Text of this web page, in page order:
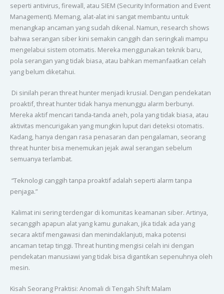
seperti antivirus, firewall, atau SIEM (Security Information and Event
Management). Memang, alat-alat ini sangat membantu untuk
menangkap ancaman yang sudah dikenal. Namun, research shows
bahwa serangan siber kini semakin canggih dan seringkali mampu
mengelabui sistem otomatis. Mereka menggunakan teknik baru,
pola serangan yang tidak biasa, atau bahkan memanfaatkan celah
yang belum diketahui.
Di sinilah peran threat hunter menjadi krusial. Dengan pendekatan
proaktif, threat hunter tidak hanya menunggu alarm berbunyi.
Mereka aktif mencari tanda-tanda aneh, pola yang tidak biasa, atau
aktivitas mencurigakan yang mungkin luput dari deteksi otomatis.
Kadang, hanya dengan rasa penasaran dan pengalaman, seorang
threat hunter bisa menemukan jejak awal serangan sebelum
semuanya terlambat.
“Teknologi canggih tanpa proaktif adalah seperti alarm tanpa
penjaga.”
Kalimat ini sering terdengar di komunitas keamanan siber. Artinya,
secanggih apapun alat yang kamu gunakan, jika tidak ada yang
secara aktif mengawasi dan menindaklanjuti, maka potensi
ancaman tetap tinggi. Threat hunting mengisi celah ini dengan
pendekatan manusiawi yang tidak bisa digantikan sepenuhnya oleh
mesin.
Kisah Seorang Praktisi: Anomali di Tengah Shift Malam